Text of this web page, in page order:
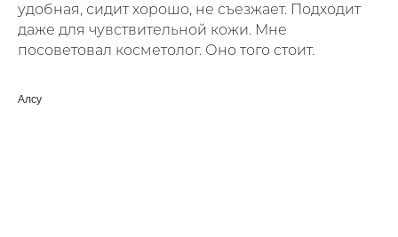
удобная, сидит хорошо, не съезжает. Подходит
даже для чувствительной кожи. Мне
посоветовал косметолог. Оно того стоит.
Алсу